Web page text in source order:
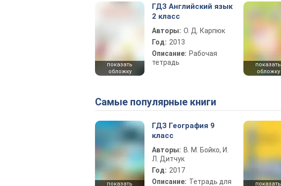
показать
обложку
ГДЗ Английский язык
2 класс
Авторы: О. Д. Карпюк
Год: 2013
Описание: Рабочая
тетрадь
показать
обложку
Самые популярные книги
показать
ГДЗ География 9
класс
Авторы: В. М. Бойко, И.
Л. Дитчук
Год: 2017
Описание: Тетрадь для
показать